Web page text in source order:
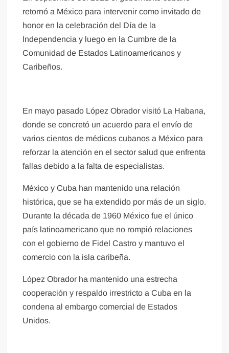
retornó a México para intervenir como invitado de
honor en la celebración del Día de la
Independencia y luego en la Cumbre de la
Comunidad de Estados Latinoamericanos y
Caribeños.
En mayo pasado López Obrador visitó La Habana,
donde se concretó un acuerdo para el envío de
varios cientos de médicos cubanos a México para
reforzar la atención en el sector salud que enfrenta
fallas debido a la falta de especialistas.
México y Cuba han mantenido una relación
histórica, que se ha extendido por más de un siglo.
Durante la década de 1960 México fue el único
país latinoamericano que no rompió relaciones
con el gobierno de Fidel Castro y mantuvo el
comercio con la isla caribeña.
López Obrador ha mantenido una estrecha
cooperación y respaldo irrestricto a Cuba en la
condena al embargo comercial de Estados
Unidos.